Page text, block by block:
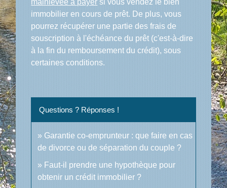
mainlevée à payer si vous vendez le bien
immobilier en cours de prêt. De plus, vous
pourrez récupérer une partie des frais de
souscription à l'échéance du prêt (c'est-à-dire
à la fin du remboursement du crédit), sous
certaines conditions.
Questions ? Réponses !
Garantie co-emprunteur : que faire en cas
de divorce ou de séparation du couple ?
Faut-il prendre une hypothèque pour
obtenir un crédit immobilier ?